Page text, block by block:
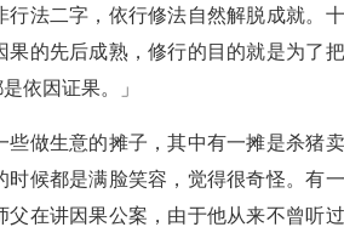
法二字，依行修法自然解脱成就。
的先后成熟，修行的目的就是为了
依因证果。」
做生意的摊子，其中有一摊是杀猪
候都是满脸笑容，觉得很奇怪。有
在讲因果公案，由于他从来不曾听